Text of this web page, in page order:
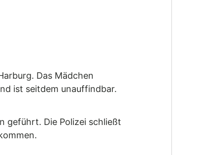
Das Mädchen
ist seitdem unauffindbar.
geführt. Die Polizei schließt